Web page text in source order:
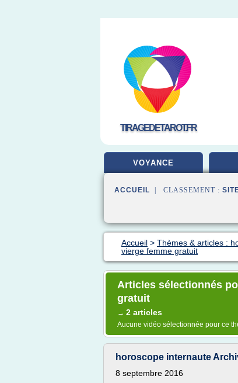
TIRAGEDETAROT.FR
VOYANCE
ACCUEIL | CLASSEMENT :
Accueil > Thèmes & articles :
vierge femme gratuit
Articles sélectionnés
gratuit
→ 2 articles
Aucune vidéo sélectionnée pour ce
horoscope internaute
8 septembre 2016